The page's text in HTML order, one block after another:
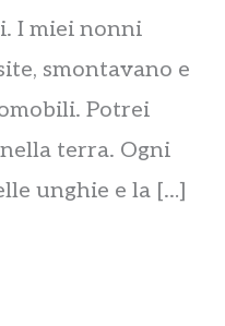
I miei nonni
smontavano e
Potrei
terra. Ogni
unghie e la […]